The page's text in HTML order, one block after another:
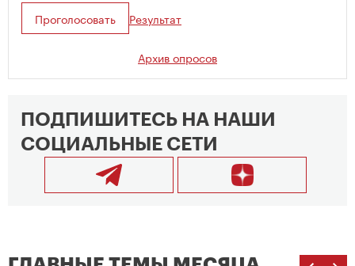
Проголосовать Результат
Архив опросов
ПОДПИШИТЕСЬ НА НАШИ
СОЦИАЛЬНЫЕ СЕТИ